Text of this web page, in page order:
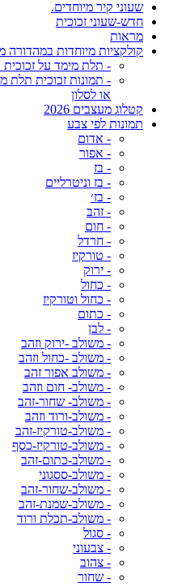
שעוני קיר מיוחדים.
חדש-שעוני זכוכית
מראות
קולקציות מיוחדות במהדורה
- תלת מימד על זכוכית 4K
- תמונות זכוכית תלת
או לסלון
קטלוג מעצבים 2026
תמונות לפי צבע
- אדום
- אפור
- בז
- בז וניטרליים
- בז׳
- זהב
- חום
- חרדל
- טורקיז
- ירוק
- כחול
- כחול וטורקיז
- כתום
- לבן
- משולב -ירוק וזהב
- משולב -כחול וזהב
- משולב אפור זהב
- משולב- חום וזהב
- משולב- שחור-זהב
- משולב-ורוד וזהב
- משולב-טורקיז-זהב
- משולב-טורקיז-כסף
- משולב-כתום-זהב
- משולב-ססגוני
- משולב-שחור-זהב
- משולב-שמנת-זהב
- משולב-תכלת ורוד
- סגול
- צבעוני
- צהוב
- שחור